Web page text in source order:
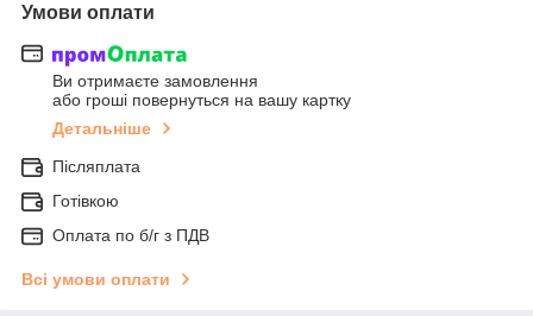
Умови оплати
Ви отримаєте замовлення
або гроші повернуться на вашу картку
Детальніше
Післяплата
Готівкою
Оплата по б/г з ПДВ
Всі умови оплати